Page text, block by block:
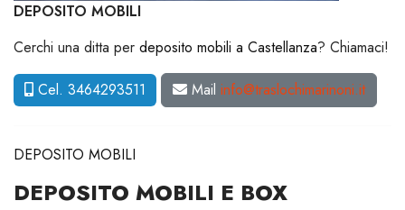
DEPOSITO MOBILI
Cerchi una ditta per deposito mobili a Castellanza? Chiamaci!
Cel. 3464293511 Mail info@traslochimarinoni.it
DEPOSITO MOBILI
DEPOSITO MOBILI E BOX